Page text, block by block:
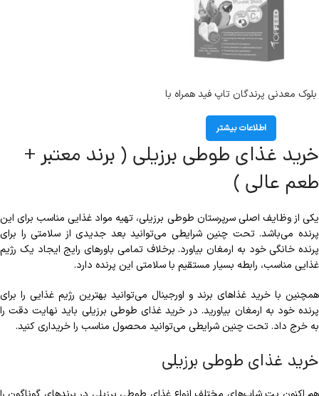
بلوک معدنی پرندگان تاپ فید همراه با
اطلاعات بیشتر
خرید غذای طوطی برزیلی ( برند معتبر +
طعم عالی )
یکی از وظایف اصلی سرپرستان طوطی برزیلی، تهیه مواد غذایی مناسب برای این
پرنده می‌باشد. تحت چنین شرایطی می‌توانید بعد جدیدی از سلامتی را برای
پرنده خانگی خود به ارمغان بیاورد. برخلاف تمامی باورهای رایج ایجاد یک رژیم
غذایی مناسب، رابطه بسیار مستقیم با سلامتی این پرنده دارد.
همچنین با خرید غذاهای برند و اورجینال می‌توانید بهترین رژیم غذایی را برای
پرنده خود به ارمغان بیاورید. در خرید غذای طوطی برزیلی باید نهایت دقت را
به خرج داد. تحت چنین شرایطی می‌توانید محصول مناسب را خریداری کنید.
خرید غذای طوطی برزیلی